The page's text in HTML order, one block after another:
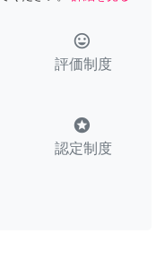
tag_faces
評価制度
stars
認定制度